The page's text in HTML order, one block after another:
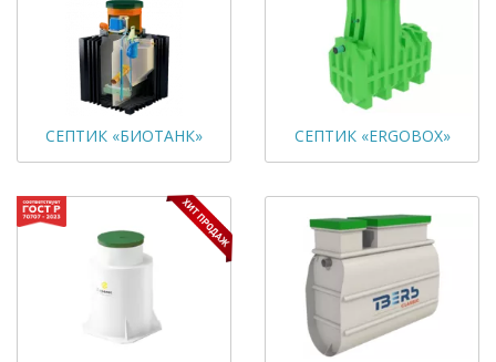
СЕПТИК «БИОТАНК» СЕПТИК «ERGOBOX»